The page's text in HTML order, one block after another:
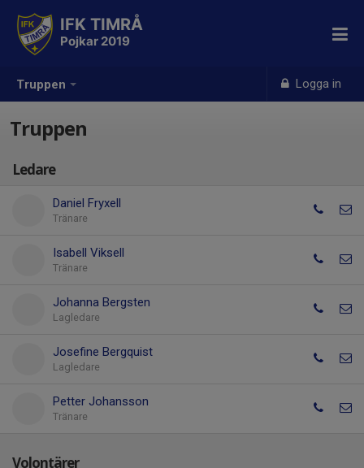
Truppen Logga in
IFK TIMRÅ
Pojkar 2019
Truppen
Ledare
Daniel Fryxell
Tränare
Isabell Viksell
Tränare
Johanna Bergsten
Lagledare
Josefine Bergquist
Lagledare
Petter Johansson
Tränare
Volontärer